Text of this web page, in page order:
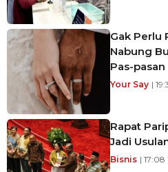
Gak Perlu
Nabung
Pas-pasan
Your Say |
Rapat
Jadi
Bisnis | 17:08